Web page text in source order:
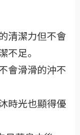
清潔力但不會
不足。
會滑滑的沖不
時光也顯得優